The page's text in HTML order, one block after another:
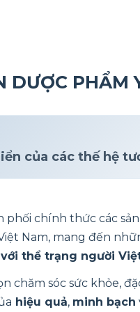
DƯỢC PHẨM
của các thế hệ
phối chính thức các
Nam, mang đến
thể trạng người
chăm sóc sức khỏe,
hiệu quả, minh bạch